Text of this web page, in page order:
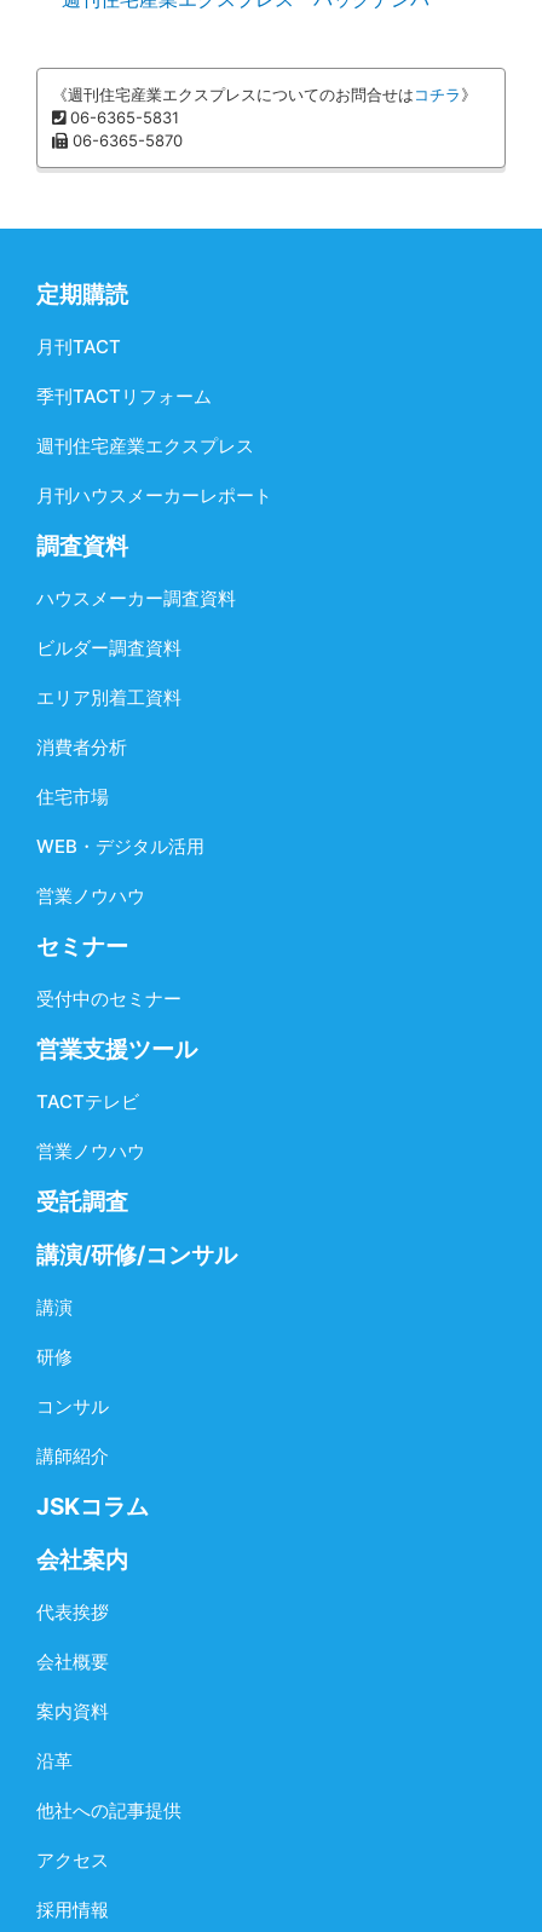
《週刊住宅産業エクスプレスについてのお問合せはコチラ》
06-6365-5831
06-6365-5870
定期購読
月刊TACT
季刊TACTリフォーム
週刊住宅産業エクスプレス
月刊ハウスメーカーレポート
調査資料
ハウスメーカー調査資料
ビルダー調査資料
エリア別着工資料
消費者分析
住宅市場
WEB・デジタル活用
営業ノウハウ
セミナー
受付中のセミナー
営業支援ツール
TACTテレビ
営業ノウハウ
受託調査
講演/研修/コンサル
講演
研修
コンサル
講師紹介
JSKコラム
会社案内
代表挨拶
会社概要
案内資料
沿革
他社への記事提供
アクセス
採用情報